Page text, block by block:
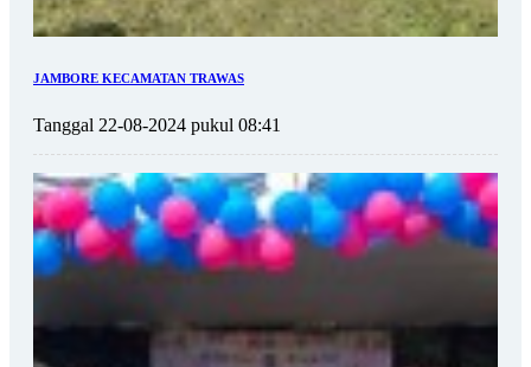
JAMBORE KECAMATAN TRAWAS
Tanggal 22-08-2024 pukul 08:41